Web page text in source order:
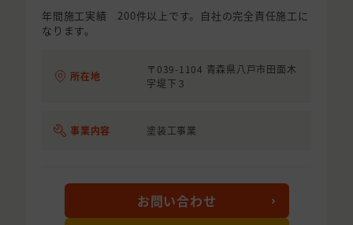
年間施工実績 200件以上です。自社の完全責任施工に
なります。
所在地
〒039-1104 青森県八戸市田面木
字堤下３
事業内容 塗装工事業
お問い合わせ